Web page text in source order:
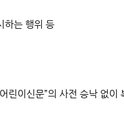
하는 행위 등
이신문”의 사전 승낙 없